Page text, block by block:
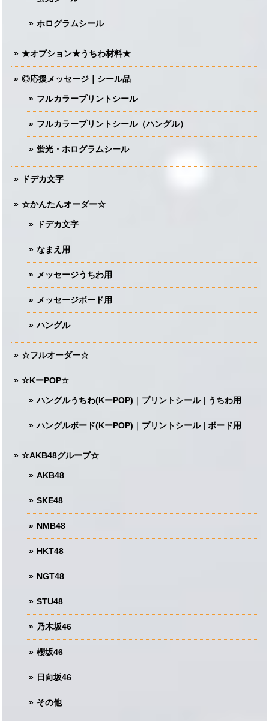
ホログラムシール
★オプション★うちわ材料★
◎応援メッセージ｜シール品
フルカラープリントシール
フルカラープリントシール（ハングル）
蛍光・ホログラムシール
ドデカ文字
☆かんたんオーダー☆
ドデカ文字
なまえ用
メッセージうちわ用
メッセージボード用
ハングル
☆フルオーダー☆
☆KーPOP☆
ハングルうちわ(KーPOP)｜プリントシール | うちわ用
ハングルボード(KーPOP)｜プリントシール | ボード用
☆AKB48グループ☆
AKB48
SKE48
NMB48
HKT48
NGT48
STU48
乃木坂46
櫻坂46
日向坂46
その他